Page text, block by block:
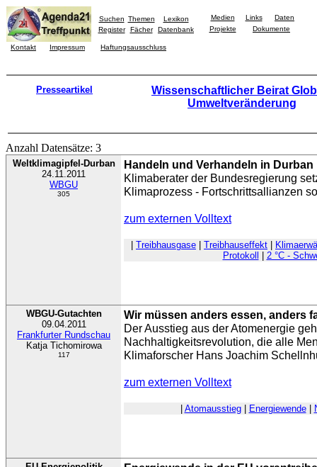
Suchen Themen
Lexikon
Register
Fächer Datenbank
Medien Links
Daten
Projekte
Dokumente
Kontakt Impressum Haftungsausschluss
Presseartikel
Wissenschaftlicher Beirat
Umweltveränderung
Anzahl Datensätze: 3
Weltklimagipfel-Durban
24.11.2011
WBGU
305
Handeln und Verhandeln in Durban
Klimaberater der Bundesregierung
Klimaprozess - Fortschrittsallianzen
zum externen Volltext
Treibhausgase Treibhauseffekt
Protokoll
2 °C -
WBGU-Gutachten
09.04.2011
Frankfurter Rundschau
Katja Tichomirowa
117
Wir müssen anders essen, anders
Der Ausstieg aus der Atomenergie
Nachhaltigkeitsrevolution, die alle
Klimaforscher Hans Joachim
zum externen Volltext
Atomausstieg| Energiewende|